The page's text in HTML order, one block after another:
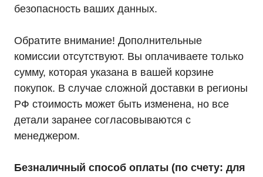
безопасность ваших данных.
Обратите внимание! Дополнительные
комиссии отсутствуют. Вы оплачиваете только
сумму, которая указана в вашей корзине
покупок. В случае сложной доставки в регионы
РФ стоимость может быть изменена, но все
детали заранее согласовываются с
менеджером.
Безналичный способ оплаты (по счету: для
Доставка
ИБП Hiden Control
ИБП HIDEN X-SOD (Na+)
Комплекты ИБП для котлов
Решения для предзапуска генераторов
Аксессуары